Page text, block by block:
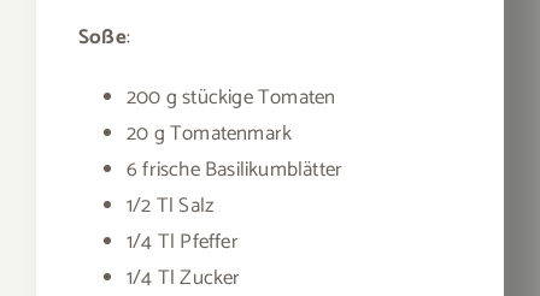
Soße:
200 g stückige Tomaten
20 g Tomatenmark
6 frische Basilikumblätter
1/2 Tl Salz
1/4 Tl Pfeffer
1/4 Tl Zucker